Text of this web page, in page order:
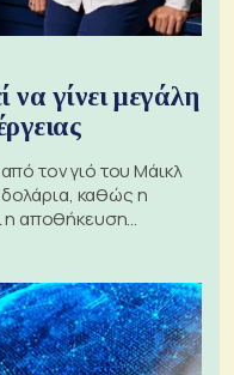
να γίνει μεγάλη
τον γιό του Μάικλ
δολάρια, καθώς η
η αποθήκευση